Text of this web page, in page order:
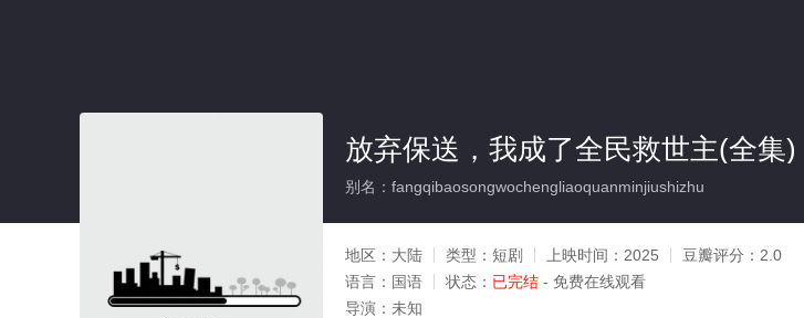
放弃保送，我成了全民救世主(全集)
别名：fangqibaosongwochengliaoquanminjiushizhu
地区： 大陆 类型： 短剧 上映时间： 2025 豆瓣评分： 2.0
语言： 国语 状态： 已完结 - 免费在线观看
导演： 未知